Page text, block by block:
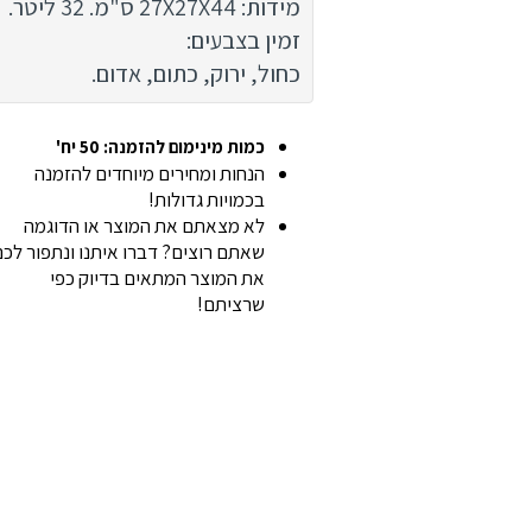
מידות: 27X27X44 ס"מ. 32 ליטר.
זמין בצבעים:
כחול, ירוק, כתום, אדום.
כמות מינימום להזמנה: 50 יח'
הנחות ומחירים מיוחדים להזמנה
בכמויות גדולות!
לא מצאתם את המוצר או הדוגמה
שאתם רוצים? דברו איתנו ונתפור
את המוצר המתאים בדיוק כפי
שרציתם!